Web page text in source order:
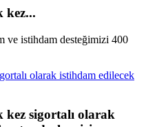
kez...
ve istihdam desteğimizi 400
olarak istihdam edilecek
sigortalı olarak